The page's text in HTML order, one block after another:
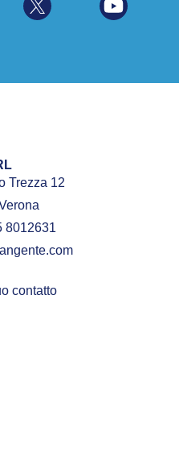
Trezza 12
8012631
contatto